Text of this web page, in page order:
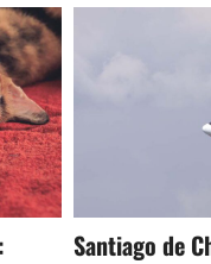
Santiago de